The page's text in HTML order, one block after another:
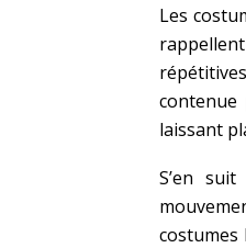
Les
contenue
laissant
S’en suit
costumes